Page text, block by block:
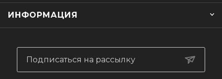
Крой: эргономичный многошовный
Основная ткань: CORDURA DENIM® STRETCH
Дублирующая ткань: 3ATEX®
коленей с PU MEMORY CE LEVEL 2
Карманы: 5 карманов
ИНФОРМАЦИЯ
Подписаться на рассылку